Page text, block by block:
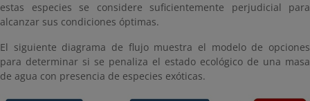
estas especies se considere suficientemente perjudicial para
alcanzar sus condiciones óptimas.
El siguiente diagrama de flujo muestra el modelo de opciones
para determinar si se penaliza el estado ecológico de una masa
de agua con presencia de especies exóticas.